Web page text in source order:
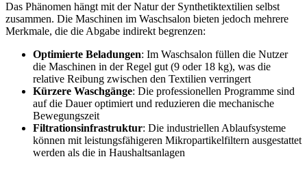
Das Phänomen hängt mit der Natur der Synthetiktextilien selbst
zusammen. Die Maschinen im Waschsalon bieten jedoch mehrere
Merkmale, die die Abgabe indirekt begrenzen:
Optimierte Beladungen: Im Waschsalon füllen die Nutzer
die Maschinen in der Regel gut (9 oder 18 kg), was die
relative Reibung zwischen den Textilien verringert
Kürzere Waschgänge: Die professionellen Programme sind
auf die Dauer optimiert und reduzieren die mechanische
Bewegungszeit
Filtrationsinfrastruktur: Die industriellen Ablaufsysteme
können mit leistungsfähigeren Mikropartikelfiltern ausgestattet
werden als die in Haushaltsanlagen